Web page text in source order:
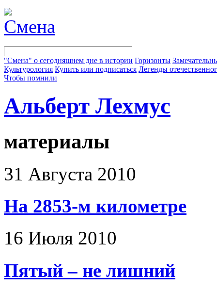
"Смена" о сегодняшнем дне в истории Горизонты
Культурология Купить или подписаться Легенды
Чтобы помнили
Альберт Лехмус
материалы
31 Августа 2010
На 2853-м километре
16 Июля 2010
Пятый – не лишний